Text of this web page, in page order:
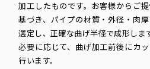
加工したものです。お客様からご
基づき、パイプの材質・外径・肉
選定し、正確な曲げ半径で成形しま
必要に応じて、曲げ加工前後にカ
行います。